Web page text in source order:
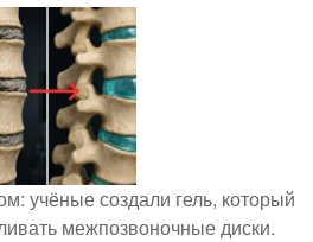
учёные создали гель, который
межпозвоночные диски.